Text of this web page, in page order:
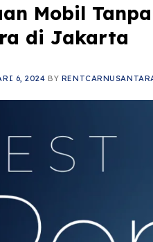
Mobil
di Jakarta
6, 2024 BY